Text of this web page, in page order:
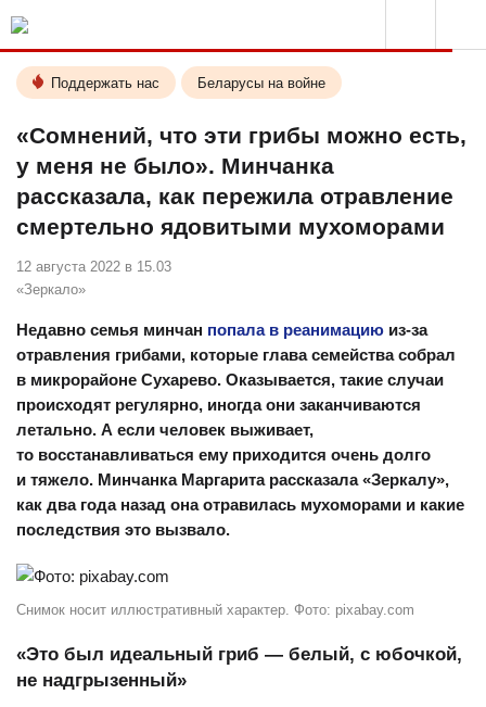
Поддержать нас Беларусы на войне
«Сомнений, что эти грибы можно есть,
у меня не было». Минчанка
рассказала, как пережила отравление
смертельно ядовитыми мухоморами
12 августа 2022 в 15.03
«Зеркало»
Недавно семья минчан попала в реанимацию из-за
отравления грибами, которые глава семейства собрал
в микрорайоне Сухарево. Оказывается, такие случаи
происходят регулярно, иногда они заканчиваются
летально. А если человек выживает,
то восстанавливаться ему приходится очень долго
и тяжело. Минчанка Маргарита рассказала «Зеркалу»,
как два года назад она отравилась мухоморами и какие
последствия это вызвало.
Снимок носит иллюстративный характер. Фото: pixabay.com
«Это был идеальный гриб — белый, с юбочкой,
не надгрызенный»